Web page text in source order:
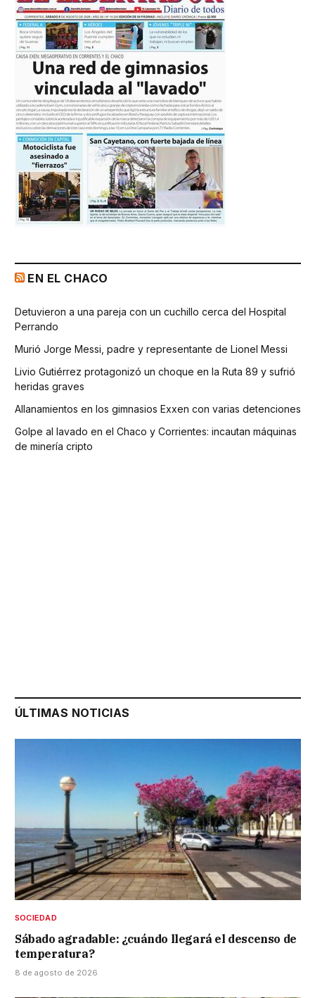
EN EL CHACO
Detuvieron a una pareja con un cuchillo cerca del Hospital
Perrando
Murió Jorge Messi, padre y representante de Lionel Messi
Livio Gutiérrez protagonizó un choque en la Ruta 89 y sufrió
heridas graves
Allanamientos en los gimnasios Exxen con varias detenciones
Golpe al lavado en el Chaco y Corrientes: incautan máquinas
de minería cripto
ÚLTIMAS NOTICIAS
SOCIEDAD
Sábado agradable: ¿cuándo llegará el descenso de
temperatura?
8 de agosto de 2026